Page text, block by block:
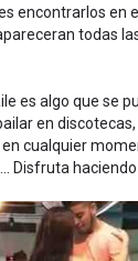
encontrarlos en el
todas
es algo que se
en
cualquier
Disfruta